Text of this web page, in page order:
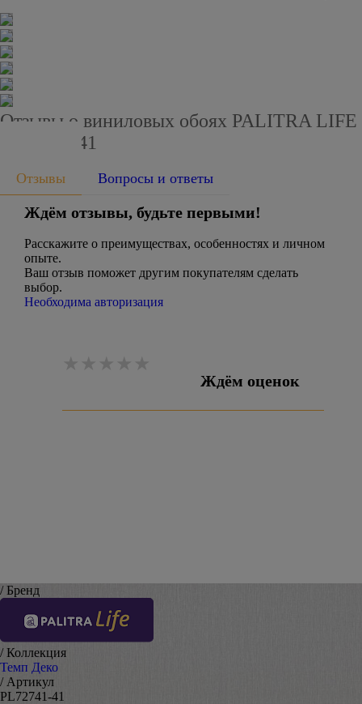
Отзывы о виниловых обоях PALITRA LIFE
PL72741-41
Отзывы Вопросы и ответы
Ждём отзывы, будьте первыми!
Расскажите о преимуществах, особенностях и личном
опыте.
Ваш отзыв поможет другим покупателям сделать
выбор.
Необходима авторизация
Ждём оценок
/ Бренд
/ Коллекция
Темп Деко
/ Артикул
PL72741-41